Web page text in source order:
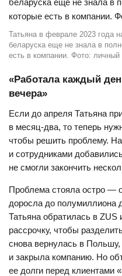
Татьяна в феврале 2023 года
беларуска еще не знала в
есть в компании. Фото: личный
«Работала каждый
вечера»
Если до апреля Татьяна
в месяц-два, то теперь
чтобы решить проблему.
и сотрудниками
не смогли закончить
Проблема стояла остро —
доросла до
Татьяна обратилась в
рассрочку, чтобы
снова вернулась в
и закрыла компанию. Но
ее долги перед клиентами